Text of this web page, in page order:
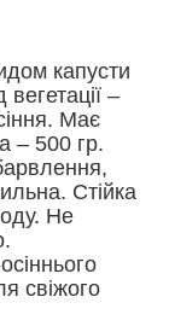
капусти
–
Має
– 500 гр.
Стійка
Не
свіжого